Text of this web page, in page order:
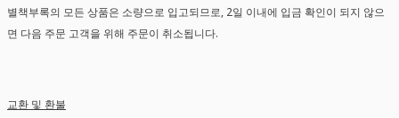
별책부록의 모든 상품은 소량으로 입고되므로, 2일 이내에 입금 확인이 되지 않으
면 다음 주문 고객을 위해 주문이 취소됩니다.
교환 및 환불